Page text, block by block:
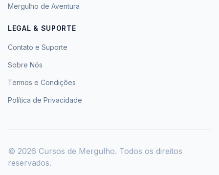
Mergulho de Aventura
LEGAL & SUPORTE
Contato e Suporte
Sobre Nós
Termos e Condições
Política de Privacidade
© 2026 Cursos de Mergulho. Todos os direitos
reservados.